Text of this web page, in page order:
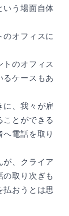
いう場面自体
のオフィスに
のオフィス
るケースもあ
に、我々が雇
ことができる
電話を取り
が、クライア
の取り次ぎも
払おうとは思